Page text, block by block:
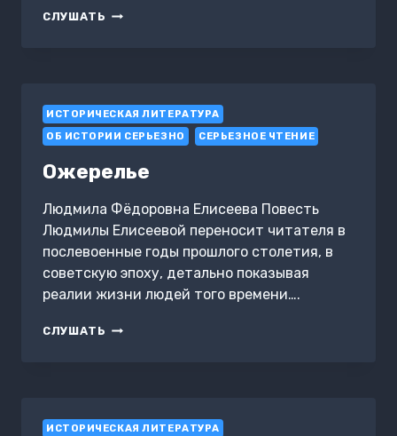
СЛУШАТЬ СКАЗКА
СВОЕЙ
СМЕКАЛКОЙ
ПРЕВЗОШЁЛ
ГЛАВНОГО
СЫЩИКА
IX
ИСТОРИЧЕСКАЯ ЛИТЕРАТУРА
ОБ ИСТОРИИ СЕРЬЕЗНО
СЕРЬЕЗНОЕ ЧТЕНИЕ
Ожерелье
Людмила Фёдоровна Елисеева Повесть
Людмилы Елисеевой переносит читателя в
послевоенные годы прошлого столетия, в
советскую эпоху, детально показывая
реалии жизни людей того времени….
СЛУШАТЬ ОЖЕРЕЛЬЕ
ИСТОРИЧЕСКАЯ ЛИТЕРАТУРА